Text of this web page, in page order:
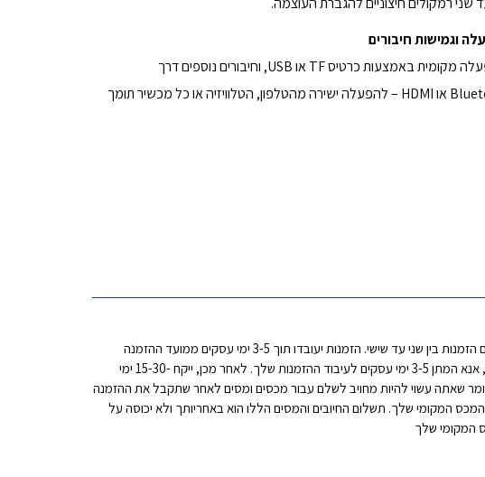
וגמישות חיבורים
תמיכה בהפעלה מקומית באמצעות כרטיס TF או USB, וחיבורים נוספים דרך
Bluetooth, WiFi או HDMI – להפעלה ישירה מהטלפון, הטלוויזיה או כל מכשיר תומך
כל ההזמנות מטופלות ונשלחות מהמחסן שלנו בסין. אנא המתן זמן נוסף לעיבוד ההזמנה שלך במהלך חגים ועונות מבצעים. אנו מעבדים הזמנות בין שני עד שישי. הזמנות יעובדו תוך 3-5 ימי עסקים ממועד ההזמנה
וישלחו למחרת לאחר יום העיבוד. שימו לב שאנחנו לא שולחים בסופי שבוע. כמה זמן ייקח לקבל את ההזמנה שלי? לאחר ביצוע ההזמנה, אנא המתן 3-5 ימי עסקים לעיבוד ההזמנות שלך. לאחר מכן, ייקח -15-30 ימי
שאתה עשוי להיות מחויב לשלם עבור מכסים ומסים לאחר שתקבל את ההזמנה
המקומי שלך. תשלום החיובים והמסים הללו הוא באחריותך ולא יכוסה על
המקומי שלך